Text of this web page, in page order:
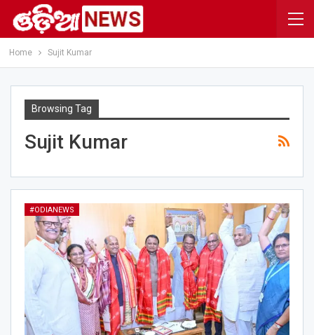
Home Sujit Kumar
Browsing Tag
Sujit Kumar
#ODIANEWS